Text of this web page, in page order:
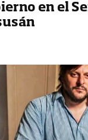
en el